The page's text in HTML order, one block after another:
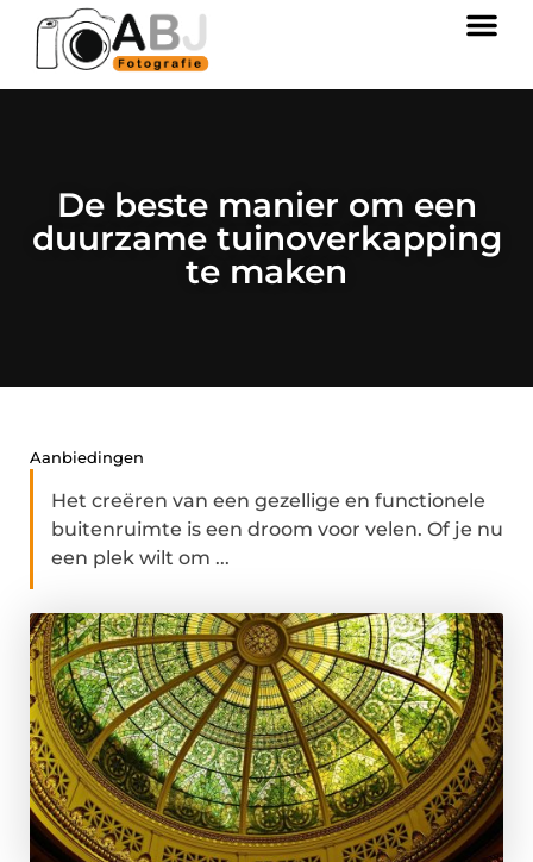
De beste manier om een
duurzame tuinoverkapping
te maken
Aanbiedingen
Het creëren van een gezellige en functionele
buitenruimte is een droom voor velen. Of je nu
een plek wilt om ...